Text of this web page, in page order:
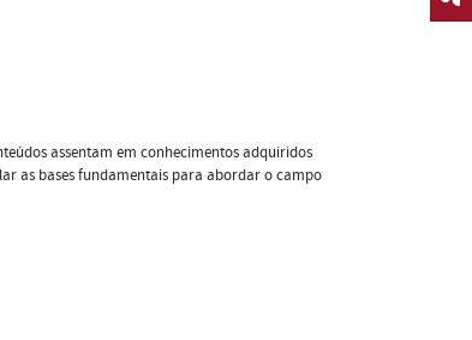
assentam em conhecimentos adquiridos
as bases fundamentais para abordar o campo